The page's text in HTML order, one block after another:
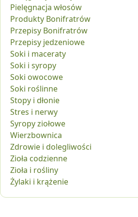
Pielęgnacja włosów
Produkty Bonifratrów
Przepisy Bonifratrów
Przepisy jedzeniowe
Soki i maceraty
Soki i syropy
Soki owocowe
Soki roślinne
Stopy i dłonie
Stres i nerwy
Syropy ziołowe
Wierzbownica
Zdrowie i dolegliwości
Zioła codzienne
Zioła i rośliny
Żylaki i krążenie